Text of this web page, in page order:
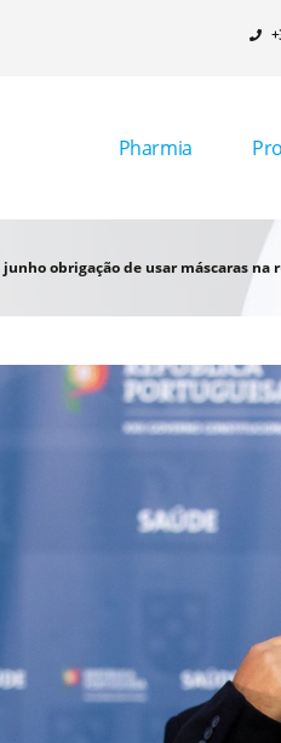
Pharmia
obrigação de usar máscaras na